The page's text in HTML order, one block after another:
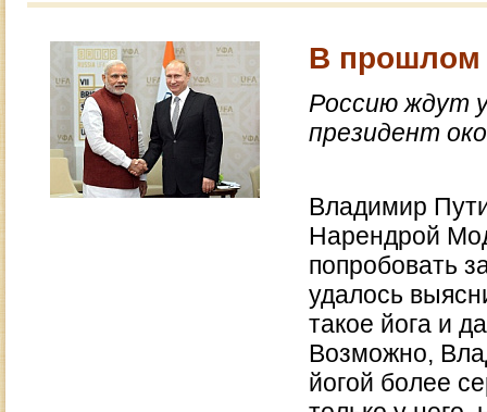
В прошлом
Россию ждут
президент
Владимир
Нарендрой
попробовать
удалось
такое йога и
Возможно,
йогой более